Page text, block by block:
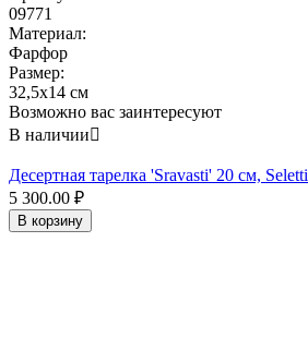
09771
Материал:
Фарфор
Размер:
32,5x14 см
Возможно вас заинтересуют
В наличии
Десертная тарелка 'Sravasti' 20 см, Seletti
5 300.00 ₽
В корзину